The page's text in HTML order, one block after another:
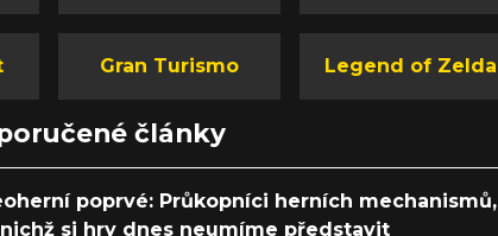
Gran Turismo Legend of Zelda
články
poprvé: Průkopníci herních mechanismů,
si hry dnes neumíme představit